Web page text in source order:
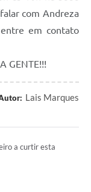
com Andreza
em contato
GENTE!!!
Lais Marques
a curtir esta